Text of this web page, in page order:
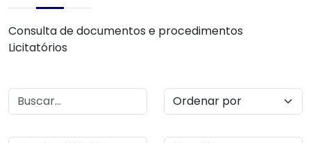
Consulta de documentos e procedimentos
Licitatórios